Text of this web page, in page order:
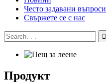
Често задавани въпроси
Свържете се с нас
Продукт